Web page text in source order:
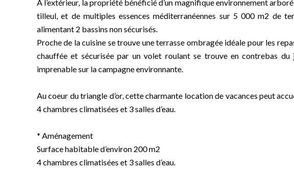
A l’extérieur, la propriété bénéficié d’un magnifique environnement
tilleul, et de multiples essences méditerranéennes sur 5 000 m2 de
alimentant 2 bassins non sécurisés.
Proche de la cuisine se trouve une terrasse ombragée idéale pour les
chauffée et sécurisée par un volet roulant se trouve en contrebas
imprenable sur la campagne environnante.
Au coeur du triangle d’or, cette charmante location de vacances peut
4 chambres climatisées et 3 salles d’eau.
* Aménagement
Surface habitable d’environ 200 m2
4 chambres climatisées et 3 salles d’eau.